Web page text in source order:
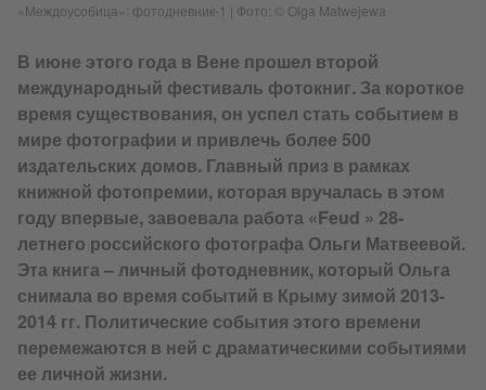
«Междоусобица»: фотодневник-1 | Фото: © Olga Matwejewa
В июне этого года в Вене прошел второй
международный фестиваль фотокниг. За короткое
время существования, он успел стать событием в
мире фотографии и привлечь более 500
издательских домов. Главный приз в рамках
книжной фотопремии, которая вручалась в этом
году впервые, завоевала работа «Feud » 28-
летнего российского фотографа Ольги Матвеевой.
Эта книга – личный фотодневник, который Ольга
снимала во время событий в Крыму зимой 2013-
2014 гг. Политические события этого времени
перемежаются в ней с драматическими событиями
ее личной жизни.